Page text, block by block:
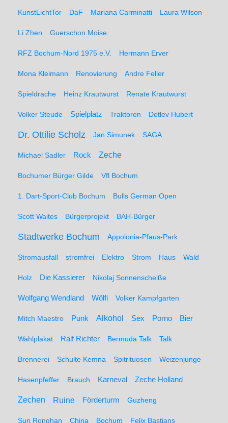
KunstLichtTor DaF Mariana Carminatti Laura Wilson
Li Zhen Guerschon Moise
RFZ Bochum-Nord 1975 e.V. Hermann Erver
Mona Kleimann Renovierung Andre Feller
Spieldrache Heinz Krautwurst Renate Krautwurst
Volker Steude Spielplatz Traktoren Detlev Hubert
Dr. Ottilie Scholz Jan Simunek SAGA
Michael Sadler Rock Zeche
Bochumer Bürger Gilde Vfl Bochum
1. Dart-Sport-Club Bochum Bulls German Open
Scott Waites Bürgerprojekt BÄH-Bürger
Stadtwerke Bochum Appolonia-Pfaus-Park
Stromausfall stromfrei Elektro Strom Haus Wald
Holz Die Kassierer Nikolaj Sonnenscheiße
Wolfgang Wendland Wölfi Volker Kampfgarten
Mitch Maestro Punk Alkohol Sex Porno Bier
Wahlplakat Ralf Richter Bermuda Talk Talk
Brennerei Schulte Kemna Spitrituosen Weizenjunge
Hasenpfeffer Brauch Karneval Zeche Holland
Zechen Ruine Förderturm Guzheng
Sun Ronghan China Bochum Felix Bastians